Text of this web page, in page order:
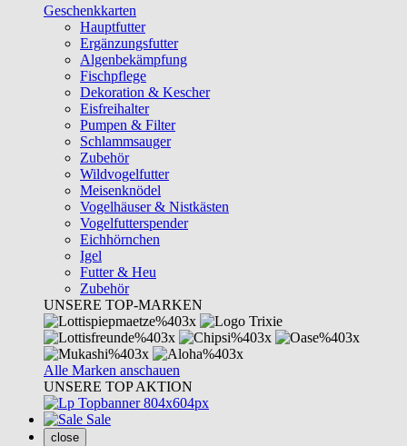
Geschenkkarten
Hauptfutter
Ergänzungsfutter
Algenbekämpfung
Fischpflege
Dekoration & Kescher
Eisfreihalter
Pumpen & Filter
Schlammsauger
Zubehör
Wildvogelfutter
Meisenknödel
Vogelhäuser & Nistkästen
Vogelfutterspender
Eichhörnchen
Igel
Futter & Heu
Zubehör
UNSERE TOP-MARKEN
Alle Marken anschauen
UNSERE TOP AKTION
Sale
close